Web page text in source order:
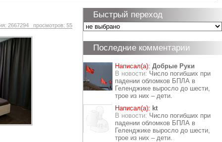
2667294 просмотров: 55
Быстрый переход
Последние комментарии
Написал(а): Добрые Руки
В новости: Число погибших при
падении обломков БПЛА в
Геленджике выросло до шести,
трое из них – дети.
Написал(а): kt
В новости: Число погибших при
падении обломков БПЛА в
Геленджике выросло до шести,
трое из них – дети.